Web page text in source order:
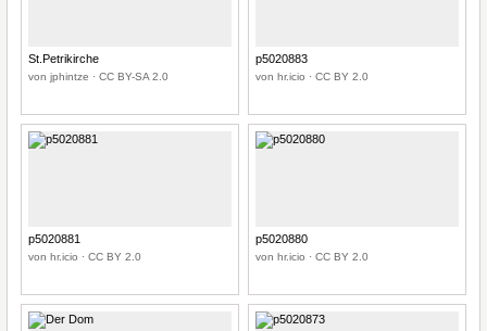
St.Petrikirche
von jphintze · CC BY-SA 2.0
p5020883
von hr.icio · CC BY 2.0
p5020881
von hr.icio · CC BY 2.0
p5020880
von hr.icio · CC BY 2.0